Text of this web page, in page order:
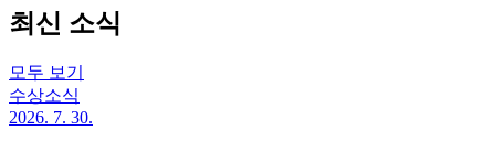
최신 소식
모두 보기
수상소식
2026. 7. 30.